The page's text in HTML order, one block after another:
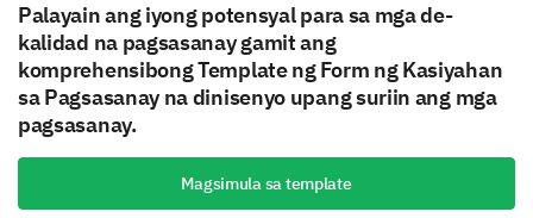
Palayain ang iyong potensyal para sa mga de-
kalidad na pagsasanay gamit ang
komprehensibong Template ng Form ng Kasiyahan
sa Pagsasanay na dinisenyo upang suriin ang mga
pagsasanay.
Magsimula sa template